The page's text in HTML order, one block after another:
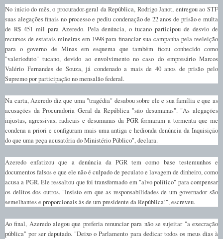
No início do mês, o procurador-geral da República, Rodrigo Janot, entregou ao STF
suas alegações finais no processo e pediu condenação de 22 anos de prisão e multa
de R$ 451 mil para Azeredo. Pela denúncia, o tucano participou de desvio de
recursos de estatais mineiras em 1998 para financiar sua campanha pela reeleição
para o governo de Minas em esquema que também ficou conhecido como
"valerioduto" tucano, devido ao envolvimento no caso do empresário Marcos
Valério Fernandes de Souza, já condenado a mais de 40 anos de prisão pelo
Supremo por participação no mensalão federal.
Na carta, Azeredo diz que uma "tragédia" desabou sobre ele e sua família e que as
acusações da Procuradoria Geral da República "são desumanas". "As alegações
injustas, agressivas, radicais e desumanas da PGR formaram a tormenta que me
condena a priori e configuram mais uma antiga e hedionda denúncia da Inquisição
do que uma peça acusatória do Ministério Público", declara.
Azeredo enfatizou que a denúncia da PGR tem como base testemunhos e
documentos falsos e que ele não é culpado de peculato e lavagem de dinheiro, como
acusa a PGR. Ele ressaltou que foi transformado em "alvo político" para compensar
os delitos dos outros. "Insisto em que as responsabilidades de um governador são
semelhantes e proporcionais às de um presidente da República!", escreveu.
Ao final, Azeredo alegou que preferia renunciar para não se sujeitar "a execração
pública" por ser deputado. "Deixo o Parlamento para dedicar todos os meus dias à